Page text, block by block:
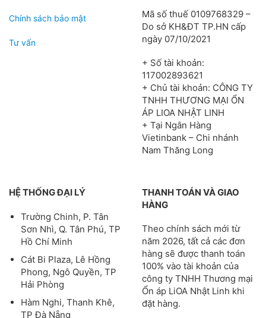
Chính sách bảo mật
Tư vấn
Mã số thuế 0109768329 –
Do sở KH&ĐT TP.HN cấp
ngày 07/10/2021
+ Số tài khoản:
117002893621
+ Chủ tài khoản: CÔNG TY
TNHH THƯƠNG MẠI ỔN
ÁP LIOA NHẬT LINH
+ Tại Ngân Hàng
Vietinbank – Chi nhánh
Nam Thăng Long
HỆ THỐNG ĐẠI LÝ
Trường Chinh, P. Tân
Sơn Nhì, Q. Tân Phú, TP
Hồ Chí Minh
Cát Bi Plaza, Lê Hồng
Phong, Ngô Quyền, TP
Hải Phòng
Hàm Nghi, Thanh Khê,
TP Đà Nẵng
THANH TOÁN VÀ GIAO
HÀNG
Theo chính sách mới từ
năm 2026, tất cả các đơn
hàng sẽ được thanh toán
100% vào tài khoản của
công ty TNHH Thương mại
Ổn áp LiOA Nhật Linh khi
đặt hàng.